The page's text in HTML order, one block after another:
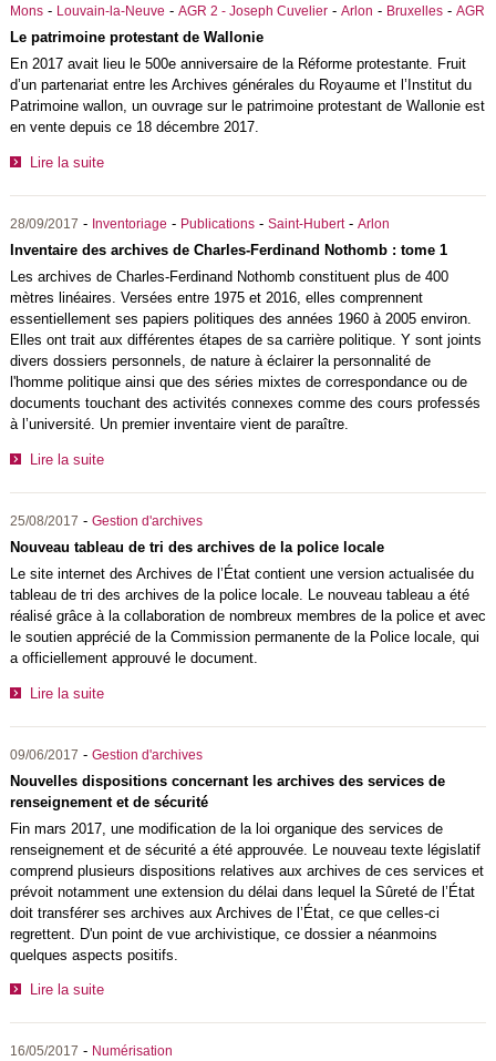
Mons- Louvain-la-Neuve - AGR 2 - Joseph Cuvelier- Arlon - Bruxelles- AGR
Le patrimoine protestant de Wallonie
En 2017 avait lieu le 500e anniversaire de la Réforme protestante. Fruit
d’un partenariat entre les Archives générales du Royaume et l’Institut du
Patrimoine wallon, un ouvrage sur le patrimoine protestant de Wallonie est
en vente depuis ce 18 décembre 2017.
Lire la suite
28/09/2017 - Inventoriage - Publications- Saint-Hubert- Arlon
Inventaire des archives de Charles-Ferdinand Nothomb : tome 1
Les archives de Charles-Ferdinand Nothomb constituent plus de 400
mètres linéaires. Versées entre 1975 et 2016, elles comprennent
essentiellement ses papiers politiques des années 1960 à 2005 environ.
Elles ont trait aux différentes étapes de sa carrière politique. Y sont joints
divers dossiers personnels, de nature à éclairer la personnalité de
l'homme politique ainsi que des séries mixtes de correspondance ou de
documents touchant des activités connexes comme des cours professés
à l’université. Un premier inventaire vient de paraître.
Lire la suite
25/08/2017 - Gestion d'archives
Nouveau tableau de tri des archives de la police locale
Le site internet des Archives de l’État contient une version actualisée du
tableau de tri des archives de la police locale. Le nouveau tableau a été
réalisé grâce à la collaboration de nombreux membres de la police et avec
le soutien apprécié de la Commission permanente de la Police locale, qui
a officiellement approuvé le document.
Lire la suite
09/06/2017 - Gestion d'archives
Nouvelles dispositions concernant les archives des services de
renseignement et de sécurité
Fin mars 2017, une modification de la loi organique des services de
renseignement et de sécurité a été approuvée. Le nouveau texte législatif
comprend plusieurs dispositions relatives aux archives de ces services et
prévoit notamment une extension du délai dans lequel la Sûreté de l’État
doit transférer ses archives aux Archives de l’État, ce que celles-ci
regrettent. D'un point de vue archivistique, ce dossier a néanmoins
quelques aspects positifs.
Lire la suite
16/05/2017 - Numérisation